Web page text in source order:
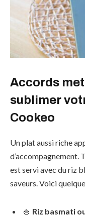
Accords
sublimer
Cookeo
Un plat aussi riche
d’accompagnement.
est servi avec du riz
saveurs. Voici
🍚 Riz basmati